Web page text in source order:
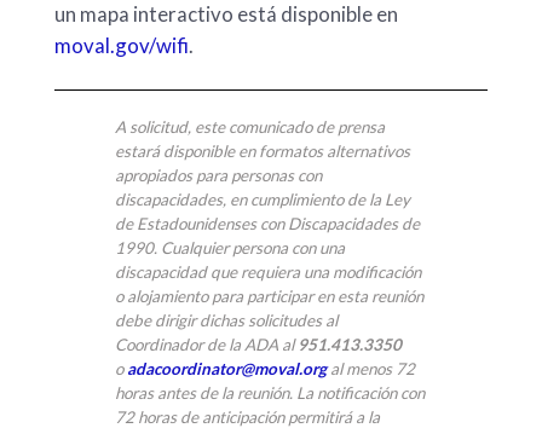
un mapa interactivo está disponible en
moval.gov/wifi.
A solicitud, este comunicado de prensa
estará disponible en formatos alternativos
apropiados para personas con
discapacidades, en cumplimiento de la Ley
de Estadounidenses con Discapacidades de
1990. Cualquier persona con una
discapacidad que requiera una modificación
o alojamiento para participar en esta reunión
debe dirigir dichas solicitudes al
Coordinador de la ADA al951.413.3350
oadacoordinator@moval.orgal menos 72
horas antes de la reunión. La notificación con
72 horas de anticipación permitirá a la